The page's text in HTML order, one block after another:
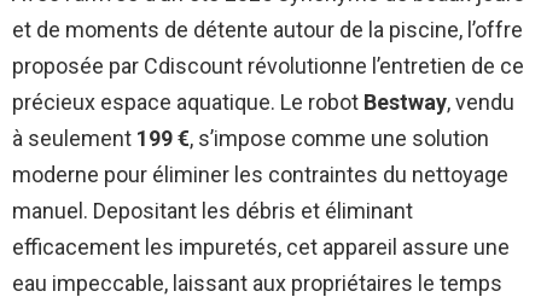
et de moments de détente autour de la piscine, l’offre
proposée par Cdiscount révolutionne l’entretien de ce
précieux espace aquatique. Le robot Bestway, vendu
à seulement 199 €, s’impose comme une solution
moderne pour éliminer les contraintes du nettoyage
manuel. Depositant les débris et éliminant
efficacement les impuretés, cet appareil assure une
eau impeccable, laissant aux propriétaires le temps